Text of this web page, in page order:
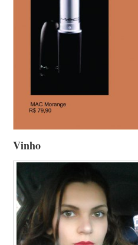
Vinho